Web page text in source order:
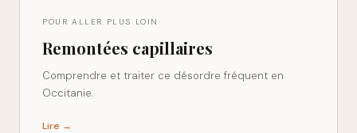
POUR ALLER PLUS LOIN
Remontées capillaires
Comprendre et traiter ce désordre fréquent en
Occitanie.
Lire →